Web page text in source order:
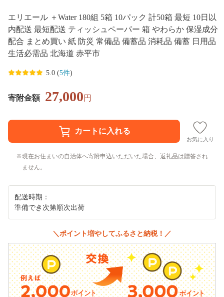
エリエール ＋Water 180組 5箱 10パック 計50箱 最短 10日以
内配送 最短配送 ティッシュペーパー 箱 やわらか 保湿成分
配合 まとめ買い 紙 防災 常備品 備蓄品 消耗品 備蓄 日用品
生活必需品 北海道 赤平市
5.0 (5件)
寄附金額 27,000円
お気に入り
現在お住まいの自治体へ寄附申込いただいた場合、返礼品は贈答され
ません。
配送時期：
準備でき次第順次出荷
＼ポイント増やしてふるさと納税！／